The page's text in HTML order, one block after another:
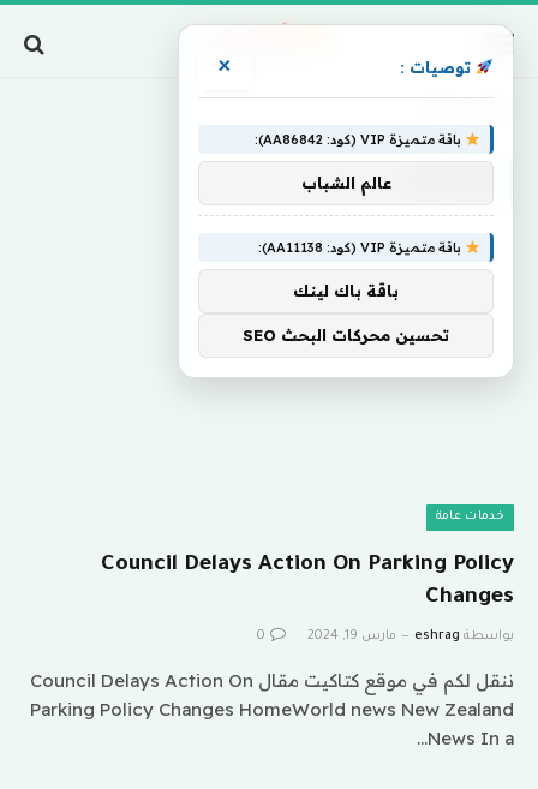
خدمات عامة
Council Delays Action On Parking Policy
Changes
بواسطة eshrag مارس 19, 2024 0
ننقل لكم في موقع كتاكيت مقال Council Delays Action On
Parking Policy Changes HomeWorld news New Zealand
News In a…
توصيات : ×
باقة متميزة VIP (كود: AA86842):
عالم الشباب
باقة متميزة VIP (كود: AA11138):
باقة باك لينك
تحسين محركات البحث SEO